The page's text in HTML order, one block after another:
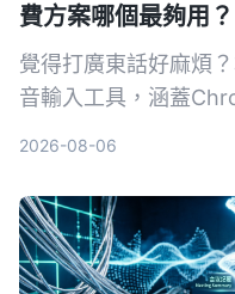
費方案哪個最夠用？
覺得打廣東話好麻煩
音輸入工具，涵蓋
2026-08-06